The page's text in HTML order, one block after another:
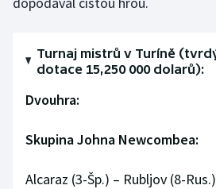
Stolní tenis
Triatlon
Turnaj mistrů v Turíně
dotace 15,250 000 dolarů):
Dvouhra:
Skupina Johna Newcombea:
Alcaraz (3-Šp.) – Rubljov (8-